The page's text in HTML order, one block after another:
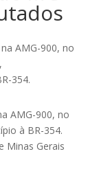
AMG-900, no
354.
AMG-900, no
à BR-354.
Minas Gerais